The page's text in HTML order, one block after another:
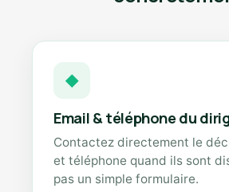
◆
Email & téléphone du
Contactez directement le
et téléphone quand ils sont
pas un simple formulaire.